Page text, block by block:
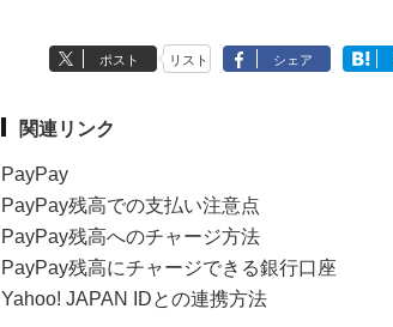
ポスト リスト シェア
関連リンク
PayPay
PayPay残高での支払い注意点
PayPay残高へのチャージ方法
PayPay残高にチャージできる銀行口座
Yahoo! JAPAN IDとの連携方法